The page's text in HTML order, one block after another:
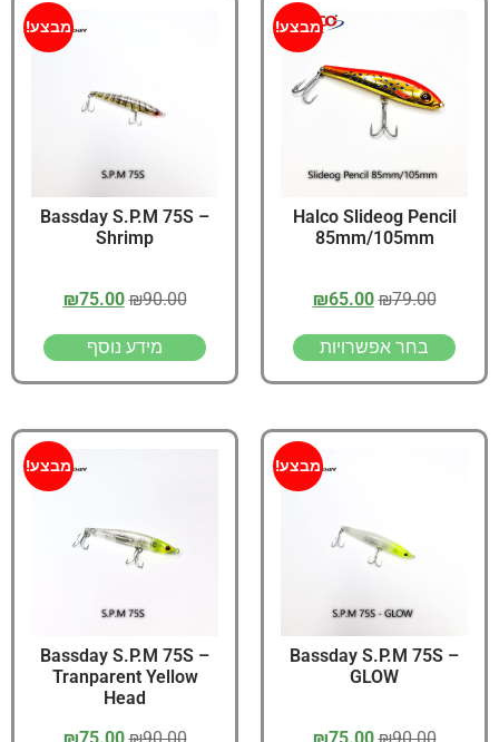
מבצע!
Halco Slideog Pencil
85mm/105mm
₪79.00
₪65.00
בחר אפשרויות
מבצע!
Bassday S.P.M 75S –
Shrimp
₪90.00
₪75.00
מידע נוסף
מבצע!
Bassday S.P.M 75S –
GLOW
מבצע!
Bassday S.P.M 75S –
Tranparent Yellow
Head